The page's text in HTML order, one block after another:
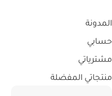
المدونة
حسابي
مشترياتي
منتجاتي المفضلة